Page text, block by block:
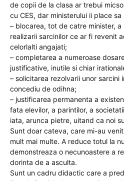
de copii de la clasa ar trebui
cu CES, dar ministerului ii place
– blocarea, tot de catre minister,
realizarii sarcinilor ce ar fi revenit
celorlalti angajati;
– completarea a numeroase
justificative, inutile si chiar
– solicitarea rezolvarii unor sarcini
concediu de odihna;
– justificarea permanenta a
fata elevilor, a parintilor, a
iata, arunca pietre, uitand ca noi
Sunt doar cateva, care mi-au
mult mai multe. A reduce totul la
demonstreaza o necunoastere a
dorinta de a asculta.
Sunt un cadru didactic care a